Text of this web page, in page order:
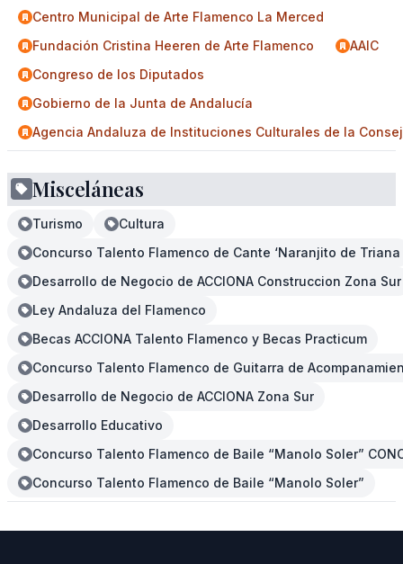
Centro Municipal de Arte Flamenco La Merced
Fundación Cristina Heeren de Arte Flamenco
AAIC
Congreso de los Diputados
Gobierno de la Junta de Andalucía
Agencia Andaluza de Instituciones Culturales de la
Misceláneas
Turismo
Cultura
Concurso Talento Flamenco de Cante ‘Naranjito de Triana
Desarrollo de Negocio de ACCIONA Construccion Zona Sur
Ley Andaluza del Flamenco
Becas ACCIONA Talento Flamenco y Becas Practicum
Concurso Talento Flamenco de Guitarra de
Desarrollo de Negocio de ACCIONA Zona Sur
Desarrollo Educativo
Concurso Talento Flamenco de Baile “Manolo Soler”
Concurso Talento Flamenco de Baile “Manolo Soler”